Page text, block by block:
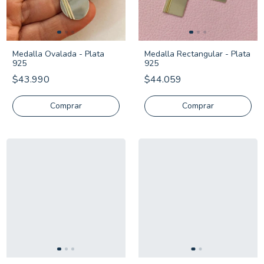
Medalla Ovalada - Plata
925
$43.990
Comprar
Medalla Rectangular - Plata
925
$44.059
Comprar